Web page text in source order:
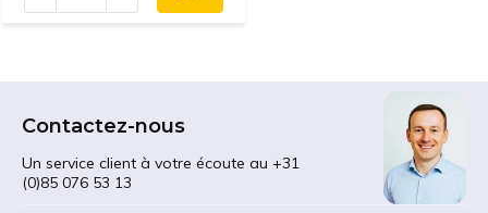
Contactez-nous
Un service client à votre écoute au +31
(0)85 076 53 13